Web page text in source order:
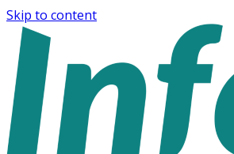
Skip to content